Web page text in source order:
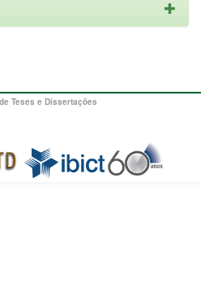
Teses e Dissertações